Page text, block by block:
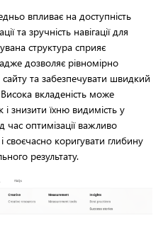
впливає на доступність
та зручність навігації для
структура сприяє
дозволяє рівномірно
та забезпечувати швидкий
вкладеність може
знизити їхню видимість у
оптимізації важливо
своєчасно коригувати глибину
результату.